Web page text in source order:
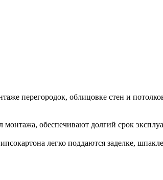
перегородок, облицовке стен и
монтажа, обеспечивают долгий срок
легко поддаются заделке,